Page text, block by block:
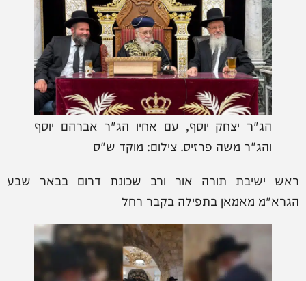
הג"ר יצחק יוסף, עם אחיו הג"ר אברהם יוסף
והג"ר משה פרזיס. צילום: מוקד ש"ס
ראש ישיבת תורה אור ורב שכונת דרום בבאר שבע
הגרא"מ מאמאן בתפילה בקבר רחל